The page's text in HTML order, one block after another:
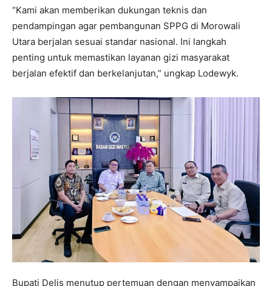
“Kami akan memberikan dukungan teknis dan
pendampingan agar pembangunan SPPG di Morowali
Utara berjalan sesuai standar nasional. Ini langkah
penting untuk memastikan layanan gizi masyarakat
berjalan efektif dan berkelanjutan,” ungkap Lodewyk.
Bupati Delis menutup pertemuan dengan menyampaikan